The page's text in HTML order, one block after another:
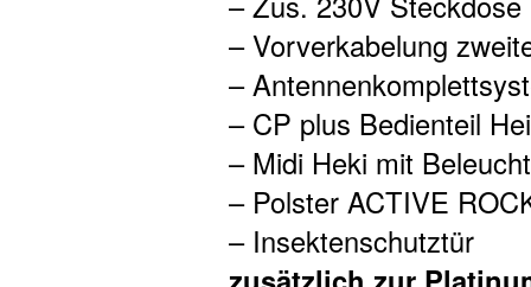
– Vorverkabelung
–
– CP plus Bedienteil
– Midi Heki mit
– Polster ACTIVE
– Insektenschutztür